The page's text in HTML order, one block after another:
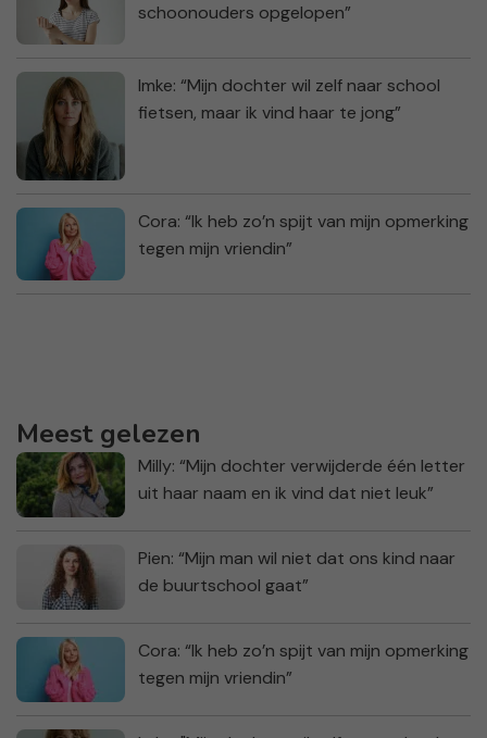
schoonouders opgelopen”
Imke: “Mijn dochter wil zelf naar school
fietsen, maar ik vind haar te jong”
Cora: “Ik heb zo’n spijt van mijn opmerking
tegen mijn vriendin”
Meest gelezen
Milly: “Mijn dochter verwijderde één letter
uit haar naam en ik vind dat niet leuk”
Pien: “Mijn man wil niet dat ons kind naar
de buurtschool gaat”
Cora: “Ik heb zo’n spijt van mijn opmerking
tegen mijn vriendin”